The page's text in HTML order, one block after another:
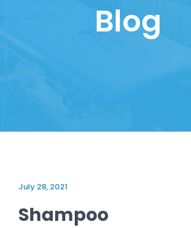
Blog
July 28, 2021
Shampoo